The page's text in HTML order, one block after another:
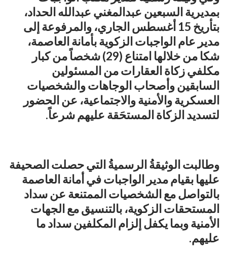
بمديرية السبعين عبدالمغني عبدالله الحداد،
بتأريخ 15 أغسطس الجاري، والمرفوعة إلى
مدير عام الواجبات الزكوية بأمانة العاصمة،
شكا من خلالها امتناع (29) شخصاً من كبار
مكلفي زكاة العقارات من المسئولين
السابقين وأصحاب الوجاهات والشخصيات
العسكرية والأمنية والاجتماعية، عن الحضور
لتسديد الزكاة المستحَقة عليهم شرعاً.
وطالبت الوثيقةُ الرسميةُ التي حصلت الصحيفة
عليها بقيام مدير الواجبات في أمانة العاصمة
بالتواصل مع الشخصيات الممتنعة عن سداد
المستحقات الزكوية، بالتنسيق مع الجهات
الأمنية وبما يكفل إلزام المكلفين سداد ما
عليهم.